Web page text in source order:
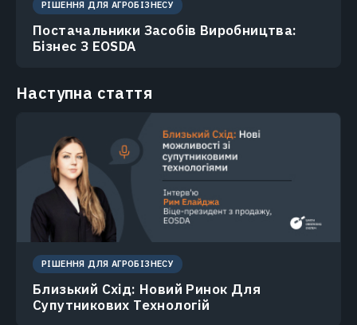
РІШЕННЯ ДЛЯ АГРОБІЗНЕСУ
Постачальники Засобів Виробництва:
Бізнес З EOSDA
Наступна стаття
РІШЕННЯ ДЛЯ АГРОБІЗНЕСУ
Близький Схід: Новий Ринок Для
Супутникових Технологій